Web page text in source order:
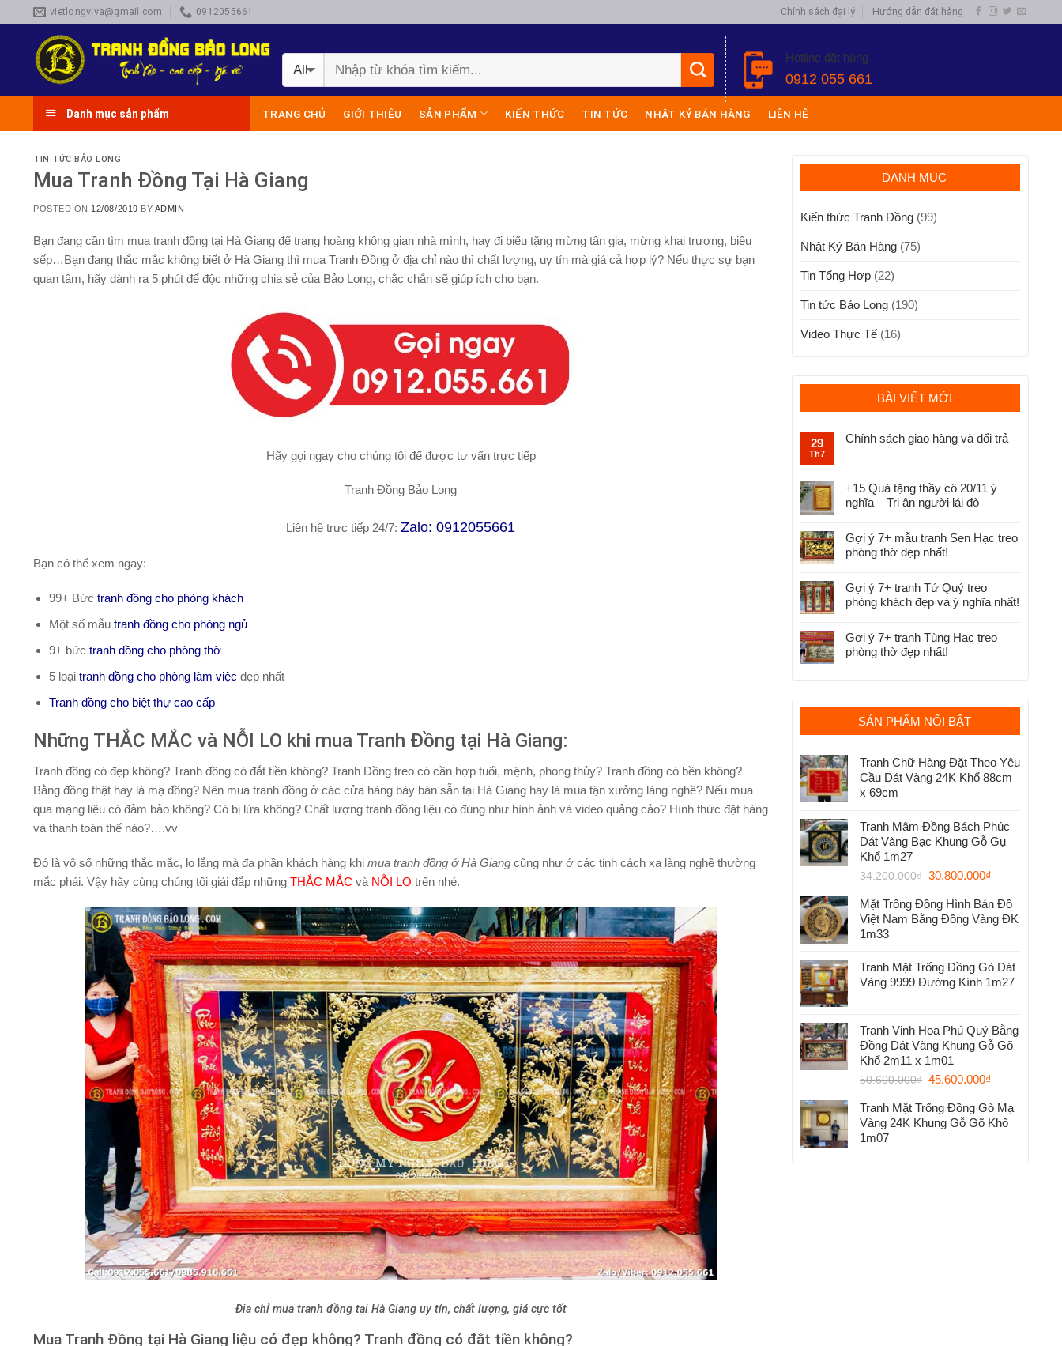
to
vietlongviva@gmail.com 0912055661 Chính sách đại lý Hướng dẫn đặt hàng
Hotline đặt hàng
0912 055 661
Danh mục sản phẩm TRANG CHỦ GIỚI THIỆU SẢN PHẨM KIẾN THỨC TIN TỨC NHẬT KÝ BÁN HÀNG LIÊN HỆ
TIN TỨC BẢO LONG
Mua Tranh Đồng Tại Hà Giang
POSTED ON 12/08/2019 BY ADMIN
Bạn đang cần tìm mua tranh đồng tại Hà Giang để trang hoàng không gian nhà mình, hay đi biếu tặng mừng tân gia, mừng khai trương, biếu
sếp…Bạn đang thắc mắc không biết ở Hà Giang thì mua Tranh Đồng ở địa chỉ nào thì chất lượng, uy tín mà giá cả hợp lý? Nếu thực sự bạn
quan tâm, hãy dành ra 5 phút để độc những chia sẻ của Bảo Long, chắc chắn sẽ giúp ích cho bạn.
Hãy gọi ngay cho chúng tôi để được tư vấn trực tiếp
Tranh Đồng Bảo Long
Liên hệ trực tiếp 24/7: Zalo: 0912055661
Bạn có thể xem ngay:
99+ Bức tranh đồng cho phòng khách
Một số mẫu tranh đồng cho phòng ngủ
9+ bức tranh đồng cho phòng thờ
5 loại tranh đồng cho phòng làm việc đẹp nhất
Tranh đồng cho biệt thự cao cấp
Những THẮC MẮC và NỖI LO khi mua Tranh Đồng tại Hà Giang:
Tranh đồng có đẹp không? Tranh đồng có đắt tiền không? Tranh Đồng treo có cần hợp tuổi, mệnh, phong thủy? Tranh đồng có bền không?
Bằng đồng thật hay là mạ đồng? Nên mua tranh đồng ở các cửa hàng bày bán sẵn tại Hà Giang hay là mua tận xưởng làng nghề? Nếu mua
qua mạng liệu có đảm bảo không? Có bị lừa không? Chất lượng tranh đồng liệu có đúng như hình ảnh và video quảng cảo? Hình thức đặt hàng
và thanh toán thế nào?….vv
Đó là vô số những thắc mắc, lo lắng mà đa phần khách hàng khi mua tranh đồng ở Hà Giang cũng như ở các tỉnh cách xa làng nghề thường
mắc phải. Vậy hãy cùng chúng tôi giải đắp những THẮC MẮC và NỖI LO trên nhé.
Địa chỉ mua tranh đồng tại Hà Giang uy tín, chất lượng, giá cực tốt
Mua Tranh Đồng tại Hà Giang liệu có đẹp không? Tranh đồng có đắt tiền không?
DANH MỤC
Kiến thức Tranh Đồng (99)
Nhật Ký Bán Hàng (75)
Tin Tổng Hợp (22)
Tin tức Bảo Long (190)
Video Thực Tế (16)
BÀI VIẾT MỚI
29
Th7
Chính sách giao hàng và đổi trả
+15 Quà tặng thầy cô 20/11 ý
nghĩa – Tri ân người lái đò
Gợi ý 7+ mẫu tranh Sen Hạc treo
phòng thờ đẹp nhất!
Gợi ý 7+ tranh Tứ Quý treo
phòng khách đẹp và ý nghĩa nhất!
Gợi ý 7+ tranh Tùng Hạc treo
phòng thờ đẹp nhất!
SẢN PHẨM NỔI BẬT
Tranh Chữ Hàng Đặt Theo Yêu
Cầu Dát Vàng 24K Khổ 88cm
x 69cm
Tranh Mâm Đồng Bách Phúc
Dát Vàng Bạc Khung Gỗ Gụ
Khổ 1m27
34.200.000₫ 30.800.000₫
Mặt Trống Đồng Hình Bản Đồ
Việt Nam Bằng Đồng Vàng ĐK
1m33
Tranh Mặt Trống Đồng Gò Dát
Vàng 9999 Đường Kính 1m27
Tranh Vinh Hoa Phú Quý Bằng
Đồng Dát Vàng Khung Gỗ Gõ
Khổ 2m11 x 1m01
50.600.000₫ 45.600.000₫
Tranh Mặt Trống Đồng Gò Mạ
Vàng 24K Khung Gỗ Gõ Khổ
1m07